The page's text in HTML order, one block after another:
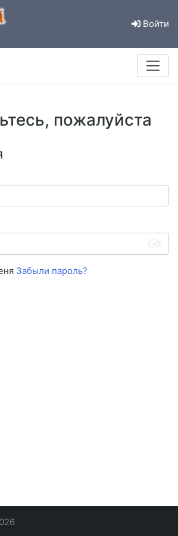
Войти
пожалуйста
Забыли пароль?